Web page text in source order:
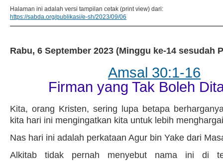
Halaman ini adalah versi tampilan cetak (print view) dari:
https://sabda.org/publikasi/e-sh/2023/09/06
Rabu, 6 September 2023 (Minggu ke-14 sesudah
Amsal 30:1-16
Firman yang Tak Boleh
Kita, orang Kristen, sering lupa betapa
kita hari ini mengingatkan kita untuk lebih
Nas hari ini adalah perkataan Agur bin Yake dari
Alkitab tidak pernah menyebut nama ini di